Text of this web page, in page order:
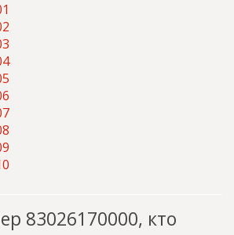
83026170000, кто